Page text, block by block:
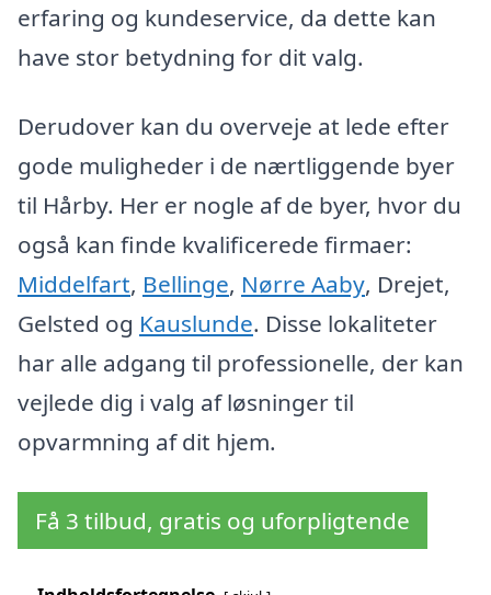
erfaring og kundeservice, da dette kan
have stor betydning for dit valg.
Derudover kan du overveje at lede efter
gode muligheder i de nærtliggende byer
til Hårby. Her er nogle af de byer, hvor du
også kan finde kvalificerede firmaer:
Middelfart, Bellinge, Nørre Aaby, Drejet,
Gelsted og Kauslunde. Disse lokaliteter
har alle adgang til professionelle, der kan
vejlede dig i valg af løsninger til
opvarmning af dit hjem.
Få 3 tilbud, gratis og uforpligtende